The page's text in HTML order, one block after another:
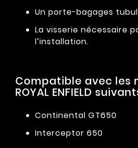
Un porte-bagages
La visserie nécessaire
l’installation.
Compatible avec les
ROYAL ENFIELD
Continental GT650
Interceptor 650